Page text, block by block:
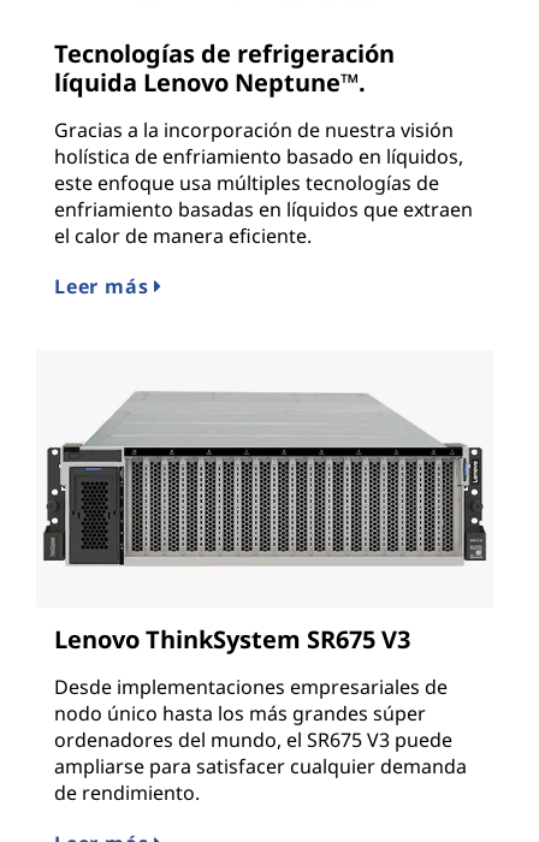
Tecnologías de refrigeración
líquida Lenovo Neptune™.
Gracias a la incorporación de nuestra visión
holística de enfriamiento basado en líquidos,
este enfoque usa múltiples tecnologías de
enfriamiento basadas en líquidos que extraen
el calor de manera eficiente.
Leer más
Lenovo ThinkSystem SR675 V3
Desde implementaciones empresariales de
nodo único hasta los más grandes súper
ordenadores del mundo, el SR675 V3 puede
ampliarse para satisfacer cualquier demanda
de rendimiento.